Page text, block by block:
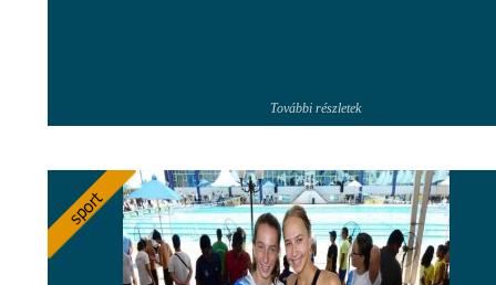
További részletek